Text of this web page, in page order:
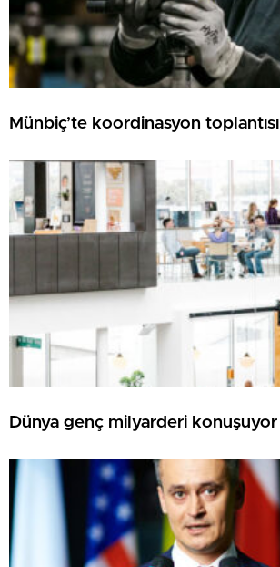
Münbiç’te koordinasyon toplantısı
Dünya genç milyarderi konuşuyor